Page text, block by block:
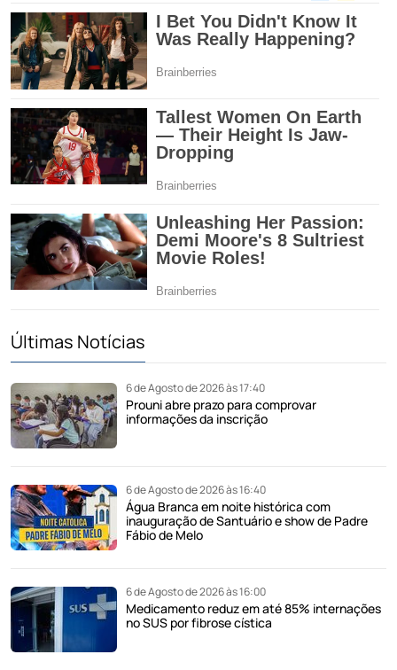
Últimas Notícias
6 de Agosto de 2026 às 17:40
Prouni abre prazo para comprovar
informações da inscrição
6 de Agosto de 2026 às 16:40
Água Branca em noite histórica com
inauguração de Santuário e show de Padre
Fábio de Melo
6 de Agosto de 2026 às 16:00
Medicamento reduz em até 85% internações
no SUS por fibrose cística